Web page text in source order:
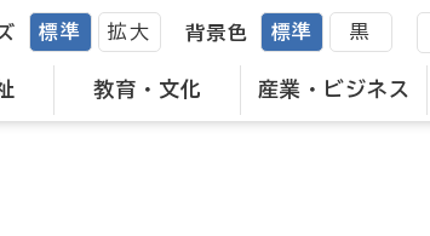
教育・文化 産業・ビジネス
標準 拡大 背景色 標準 黒